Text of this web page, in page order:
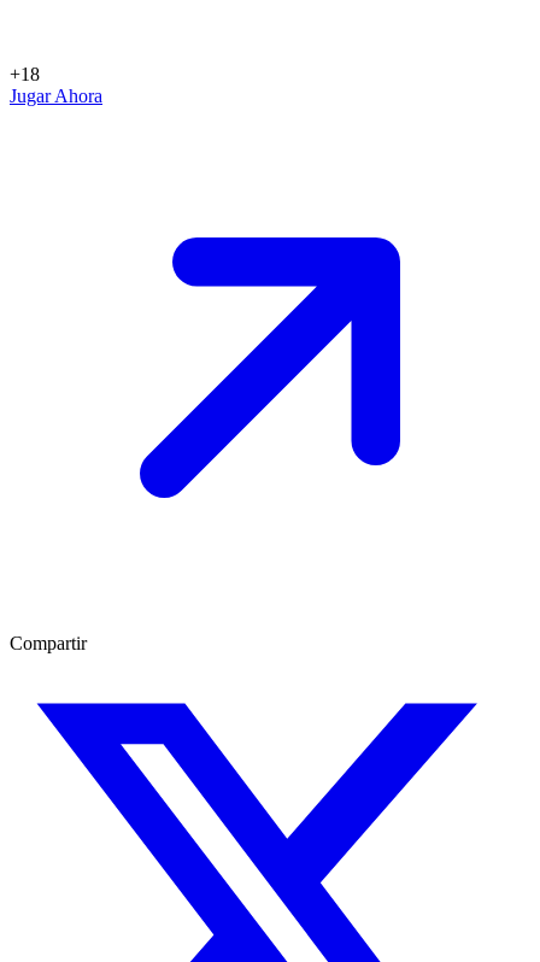
+18
Jugar Ahora
Compartir